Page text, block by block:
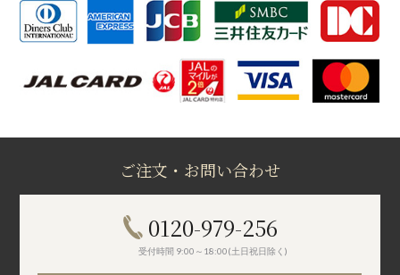
ご注文・お問い合わせ
0120-979-256
受付時間 9:00～18:00(土日祝日除く)